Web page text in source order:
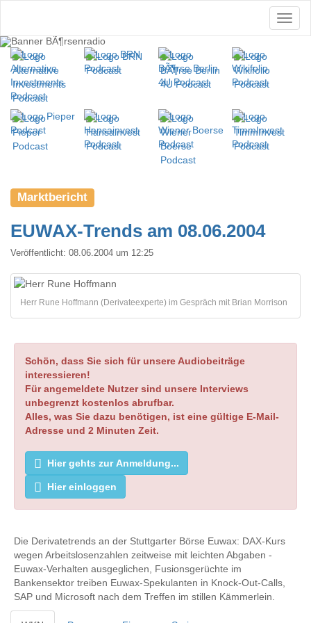
Marktbericht
EUWAX-Trends am 08.06.2004
Veröffentlicht: 08.06.2004 um 12:25
Herr Rune Hoffmann (Derivateexperte) im Gespräch mit Brian Morrison
Schön, dass Sie sich für unsere Audiobeiträge
interessieren!
Für angemeldete Nutzer sind unsere Interviews
unbegrenzt kostenlos abrufbar.
Alles, was Sie dazu benötigen, ist eine gültige E-Mail-
Adresse und 2 Minuten Zeit.
Hier gehts zur Anmeldung...
Hier einloggen
Die Derivatetrends an der Stuttgarter Börse Euwax: DAX-Kurs
wegen Arbeitslosenzahlen zeitweise mit leichten Abgaben -
Euwax-Verhalten ausgeglichen, Fusionsgerüchte im
Bankensektor treiben Euwax-Spekulanten in Knock-Out-Calls,
SAP und Microsoft nach dem Treffen im stillen Kämmerlein.